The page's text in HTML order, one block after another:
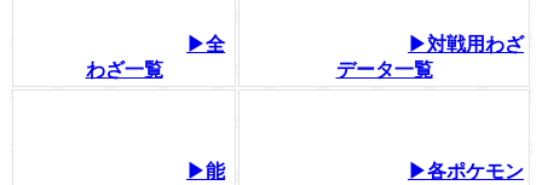
▶全
わざ一覧
▶対戦用わざ
データ一覧
▶能
▶各ポケモン